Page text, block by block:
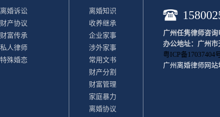
离婚诉讼
财产协议
财富传承
私人律师
特殊婚恋
离婚知识
收养继承
企业家事
涉外家事
常用文书
财产分割
财富管理
家庭暴力
离婚协议
广州任隽律师咨询
办公地址：广州市
粤ICP备17037404
广州离婚律师 网站